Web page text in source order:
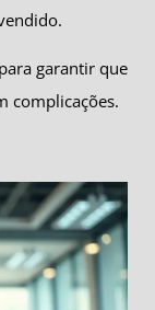
garantir que
complicações.